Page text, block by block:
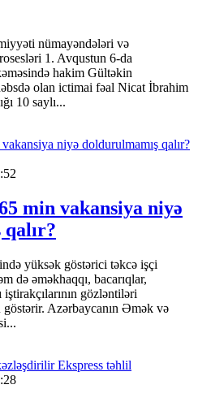
nümayəndələri və
1. Avqustun 6-da
hakim Gültəkin
olan ictimai fəal Nicat İbrahim
10 saylı...
min vakansiya niyə
yüksək göstərici təkcə işçi
də əməkhaqqı, bacarıqlar,
gözləntiləri
göstərir. Azərbaycanın Əmək və
Ekspress təhlil